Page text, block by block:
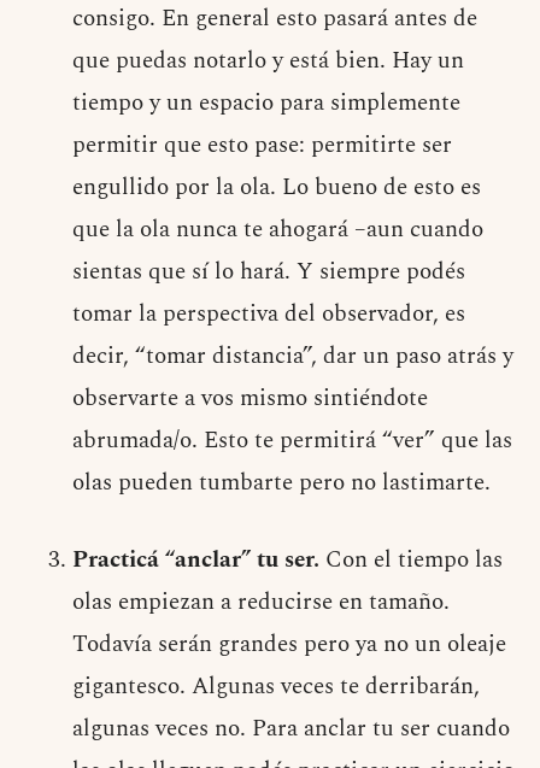
consigo. En general esto pasará antes de
que puedas notarlo y está bien. Hay un
tiempo y un espacio para simplemente
permitir que esto pase: permitirte ser
engullido por la ola. Lo bueno de esto es
que la ola nunca te ahogará –aun cuando
sientas que sí lo hará. Y siempre podés
tomar la perspectiva del observador, es
decir, “tomar distancia”, dar un paso atrás y
observarte a vos mismo sintiéndote
abrumada/o. Esto te permitirá “ver” que las
olas pueden tumbarte pero no lastimarte.
Practicá “anclar” tu ser. Con el tiempo las
olas empiezan a reducirse en tamaño.
Todavía serán grandes pero ya no un oleaje
gigantesco. Algunas veces te derribarán,
algunas veces no. Para anclar tu ser cuando